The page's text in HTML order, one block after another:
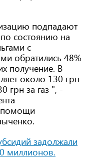
подпадают
состоянию на
с
обратились 48%
получение. В
около 130 грн
грн за газ ", -
помощи
задолжали
миллионов.